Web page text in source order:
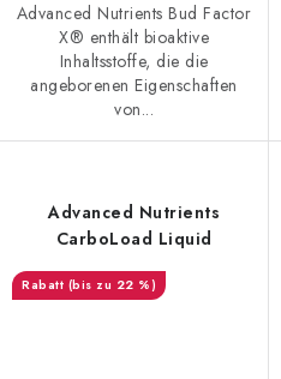
Advanced Nutrients Bud Factor
X® enthält bioaktive
Inhaltsstoffe, die die
angeborenen Eigenschaften
von...
Advanced Nutrients
CarboLoad Liquid
(bis zu 22 %)